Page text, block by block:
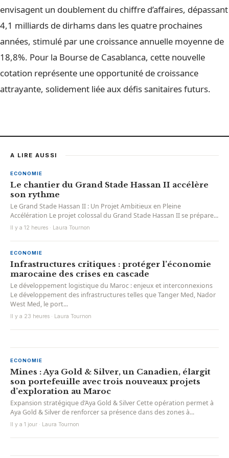
envisagent un doublement du chiffre d’affaires, dépassant
4,1 milliards de dirhams dans les quatre prochaines
années, stimulé par une croissance annuelle moyenne de
18,8%. Pour la Bourse de Casablanca, cette nouvelle
cotation représente une opportunité de croissance
attrayante, solidement liée aux défis sanitaires futurs.
A LIRE AUSSI
ECONOMIE
Le chantier du Grand Stade Hassan II accélère
son rythme
Le Grand Stade Hassan II : Un Projet Ambitieux en Pleine
Accélération Le projet colossal du Grand Stade Hassan II se prépare...
Il y a 12 heures · Laura Tournon
ECONOMIE
Infrastructures critiques : protéger l’économie
marocaine des crises en cascade
Le développement logistique du Maroc : enjeux et interconnexions
Le développement des infrastructures telles que Tanger Med, Nador
West Med, le port...
Il y a 23 heures · Laura Tournon
ECONOMIE
Mines : Aya Gold & Silver, un Canadien, élargit
son portefeuille avec trois nouveaux projets
d’exploration au Maroc
Expansion stratégique d’Aya Gold & Silver Cette opération permet à
Aya Gold & Silver de renforcer sa présence dans des zones à...
Il y a 1 jour · Laura Tournon